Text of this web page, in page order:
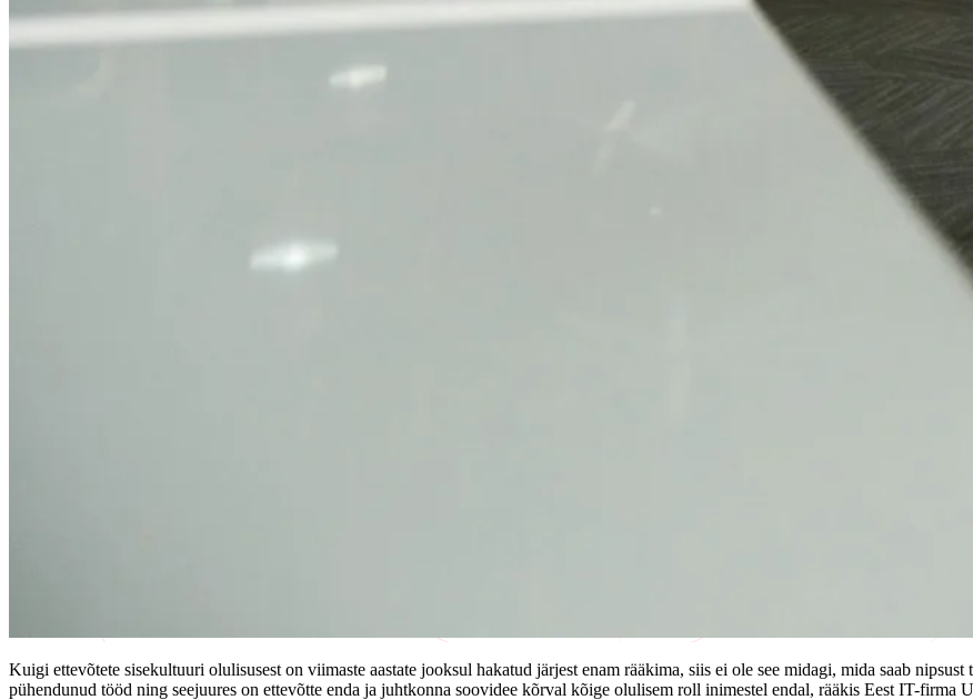
Kuigi ettevõtete sisekultuuri olulisusest on viimaste aastate jooksul hakatud järjest enam rääkima, siis ei ole see midagi, mida saab
pühendunud tööd ning seejuures on ettevõtte enda ja juhtkonna soovidee kõrval kõige olulisem roll inimestel endal, rääkis Eest IT-firma